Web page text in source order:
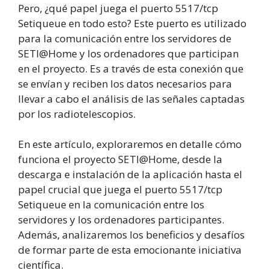
Pero, ¿qué papel juega el puerto 5517/tcp
Setiqueue en todo esto? Este puerto es utilizado
para la comunicación entre los servidores de
SETI@Home y los ordenadores que participan
en el proyecto. Es a través de esta conexión que
se envían y reciben los datos necesarios para
llevar a cabo el análisis de las señales captadas
por los radiotelescopios.
En este artículo, exploraremos en detalle cómo
funciona el proyecto SETI@Home, desde la
descarga e instalación de la aplicación hasta el
papel crucial que juega el puerto 5517/tcp
Setiqueue en la comunicación entre los
servidores y los ordenadores participantes.
Además, analizaremos los beneficios y desafíos
de formar parte de esta emocionante iniciativa
científica.